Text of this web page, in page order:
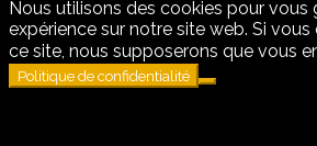
Nous utilisons des cookies pour vous
expérience sur notre site web. Si
ce site, nous supposerons que vous
Politique de confidentialité